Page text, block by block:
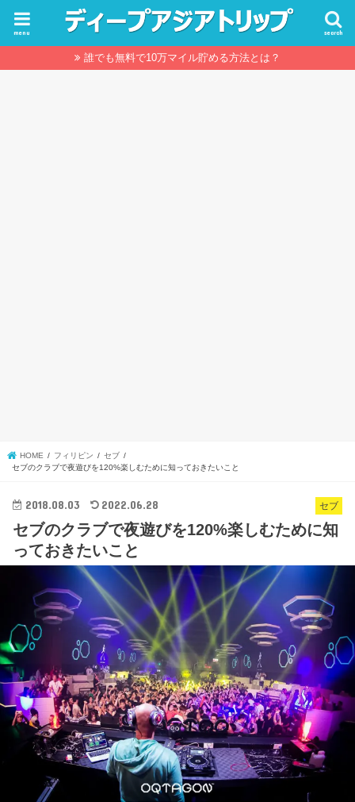
search
menu
誰でも無料で10万マイル貯める方法とは？
HOME フィリピン
セブ
セブのクラブで夜遊びを120%楽しむために知っておきたいこと
セブ
2018.08.03 2022.06.28
セブのクラブで夜遊びを120%楽しむために知
っておきたいこと